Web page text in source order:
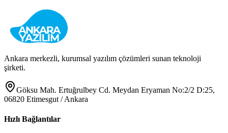
Ankara merkezli, kurumsal yazılım çözümleri sunan teknoloji
şirketi.
Göksu Mah. Ertuğrulbey Cd. Meydan Eryaman No:2/2 D:25,
06820 Etimesgut / Ankara
Hızlı Bağlantılar